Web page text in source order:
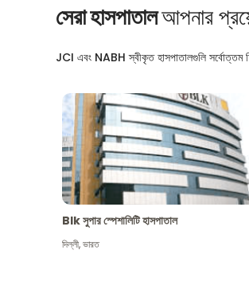
সেরা হাসপাতালআপনার
JCI এবং NABH স্বীকৃত হাসপাতালগুলি সর্বোত্তম
Blk সুপার স্পেশালিটি হাসপাতাল
দিল্লী,ভারত